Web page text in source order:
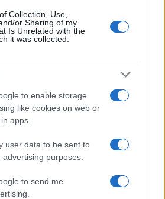
Collection, Use,
or Sharing of my
Is Unrelated with the
it was collected.
to enable storage
like cookies on web or
apps.
user data to be sent to
purposes.
to send me
calcio legale: guida passo per